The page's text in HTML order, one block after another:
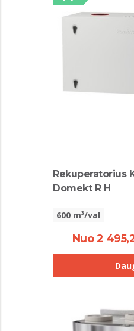
Rekuperatorius
Domekt R H
600 m³/val
Nuo 2